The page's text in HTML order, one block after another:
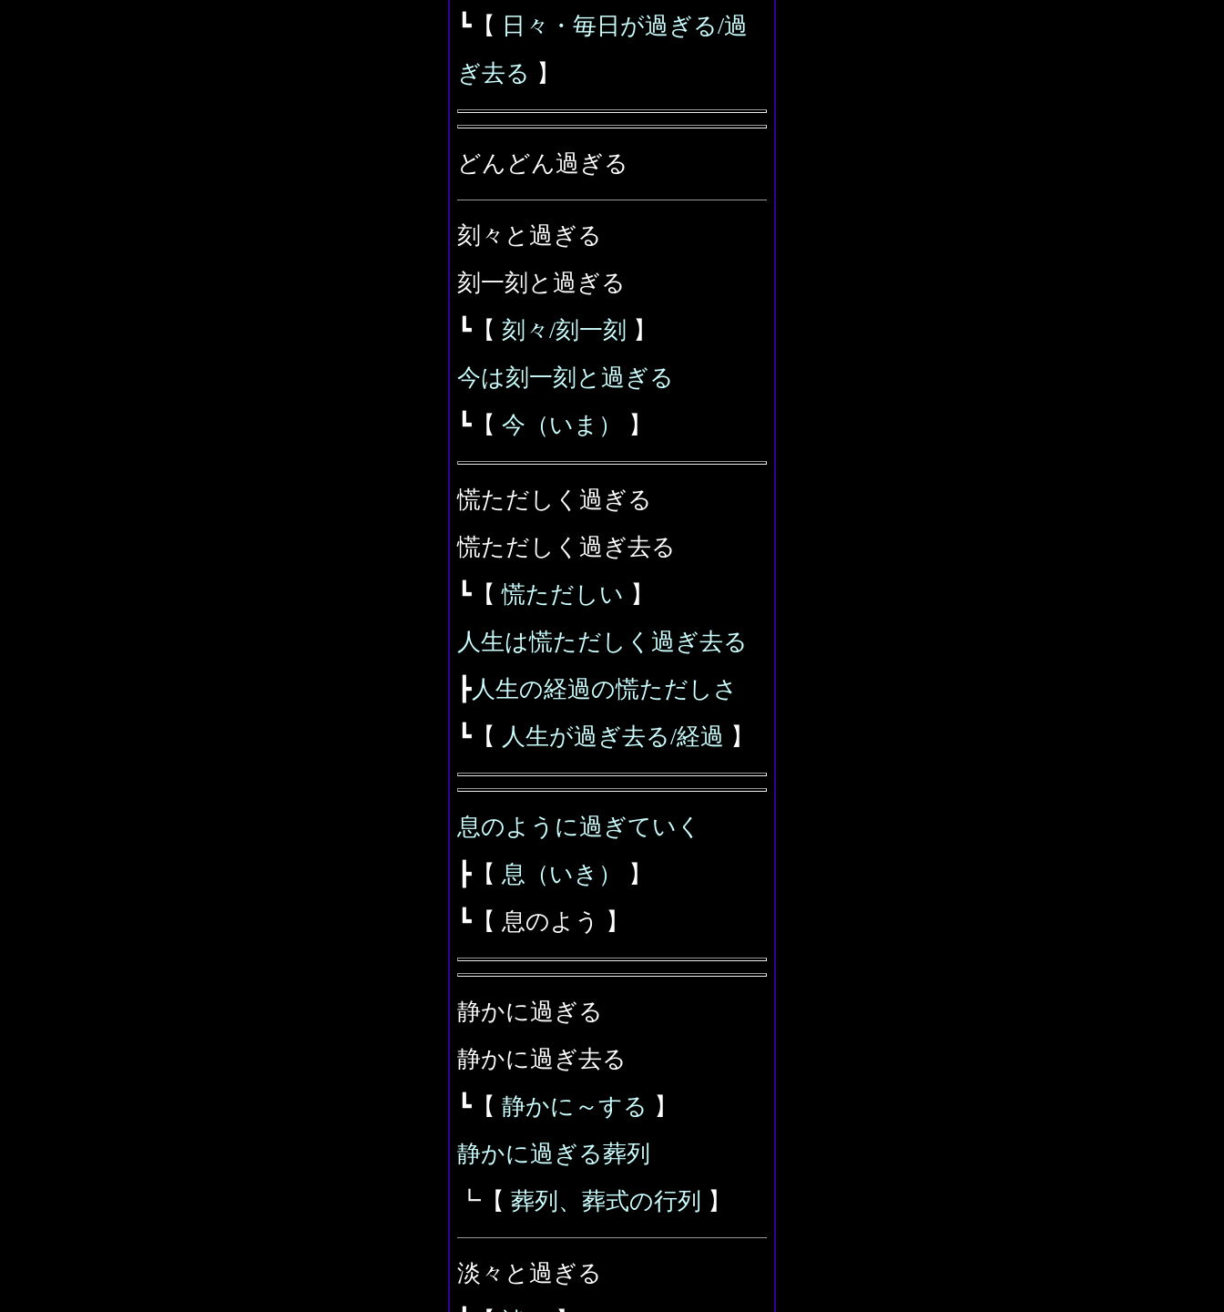
┗【
日々・毎日が過ぎる/過
ぎ去る 】
どんどん過ぎる
刻々と過ぎる
刻一刻と過ぎる
┗【 刻々/刻一刻
】
今は刻一刻と過ぎる
┗【 今（いま） 】
慌ただしく過ぎる
慌ただしく過ぎ去る
┗【慌ただしい 】
人生は慌ただしく過ぎ去る
┣人生の経過の慌ただしさ
┗【 人生が過ぎ去る/経過 】
息のように過ぎていく
┣【 息（いき）
】
┗【 息のよう 】
静かに過ぎる
静かに過ぎ去る
┗【 静かに～する 】
静かに過ぎる葬列
┗【 葬列、葬式の行列 】
淡々と過ぎる